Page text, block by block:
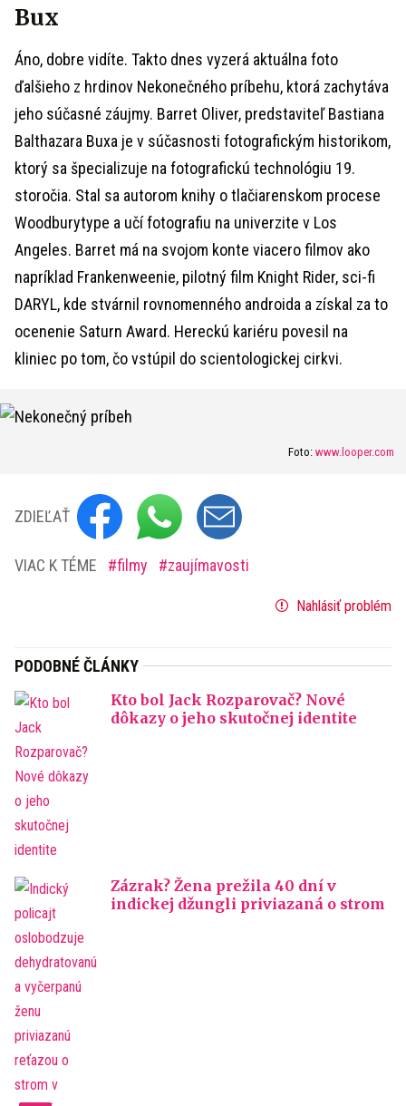
Bux
Áno, dobre vidíte. Takto dnes vyzerá aktuálna foto
ďalšieho z hrdinov Nekonečného príbehu, ktorá zachytáva
jeho súčasné záujmy. Barret Oliver, predstaviteľ Bastiana
Balthazara Buxa je v súčasnosti fotografickým historikom,
ktorý sa špecializuje na fotografickú technológiu 19.
storočia. Stal sa autorom knihy o tlačiarenskom procese
Woodburytype a učí fotografiu na univerzite v Los
Angeles. Barret má na svojom konte viacero filmov ako
napríklad Frankenweenie, pilotný film Knight Rider, sci-fi
DARYL, kde stvárnil rovnomenného androida a získal za to
ocenenie Saturn Award. Hereckú kariéru povesil na
kliniec po tom, čo vstúpil do scientologickej cirkvi.
Foto: www.looper.com
ZDIEĽAŤ
VIAC K TÉME filmy zaujímavosti
Nahlásiť problém
PODOBNÉ ČLÁNKY
Kto bol Jack Rozparovač? Nové
dôkazy o jeho skutočnej identite
Zázrak? Žena prežila 40 dní v
indickej džungli priviazaná o strom